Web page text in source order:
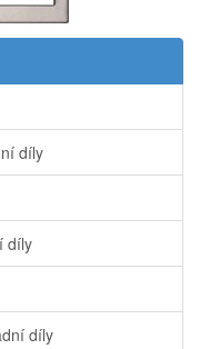
díly
díly
díly